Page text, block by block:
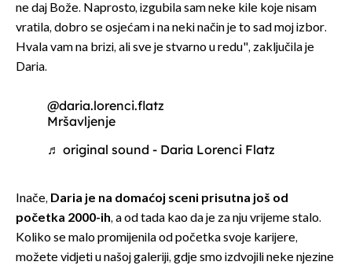
ne daj Bože. Naprosto, izgubila sam neke kile koje nisam
vratila, dobro se osjećam i na neki način je to sad moj izbor.
Hvala vam na brizi, ali sve je stvarno u redu", zaključila je
Daria.
@daria.lorenci.flatz
Mršavljenje
♬ original sound - Daria Lorenci Flatz
Inače, Daria je na domaćoj sceni prisutna još od
početka 2000-ih, a od tada kao da je za nju vrijeme stalo.
Koliko se malo promijenila od početka svoje karijere,
možete vidjeti u našoj galeriji, gdje smo izdvojili neke njezine